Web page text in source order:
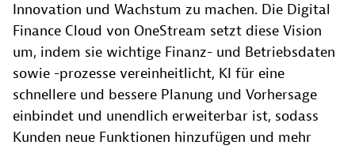
Innovation und Wachstum zu machen. Die Digital
Finance Cloud von OneStream setzt diese Vision
um, indem sie wichtige Finanz- und Betriebsdaten
sowie -prozesse vereinheitlicht, KI für eine
schnellere und bessere Planung und Vorhersage
einbindet und unendlich erweiterbar ist, sodass
Kunden neue Funktionen hinzufügen und mehr